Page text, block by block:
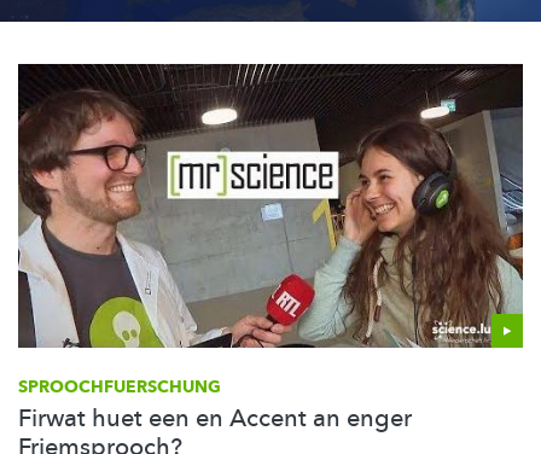
SPROOCHFUERSCHUNG
Firwat huet een en Accent an enger
Friemsprooch?